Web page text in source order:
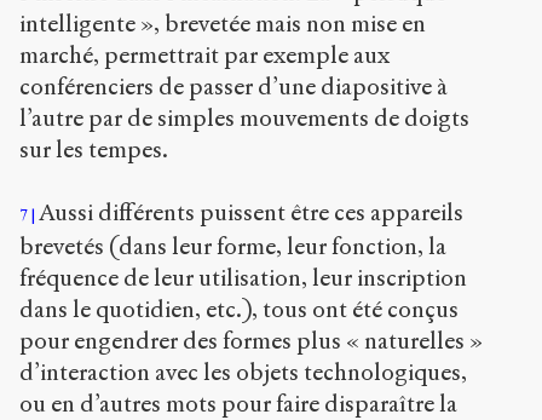
intelligente », brevetée mais non mise en
marché, permettrait par exemple aux
conférenciers de passer d’une diapositive à
l’autre par de simples mouvements de doigts
sur les tempes.
7 Aussi différents puissent être ces appareils
brevetés (dans leur forme, leur fonction, la
fréquence de leur utilisation, leur inscription
dans le quotidien, etc.), tous ont été conçus
pour engendrer des formes plus « naturelles »
d’interaction avec les objets technologiques,
ou en d’autres mots pour faire disparaître la